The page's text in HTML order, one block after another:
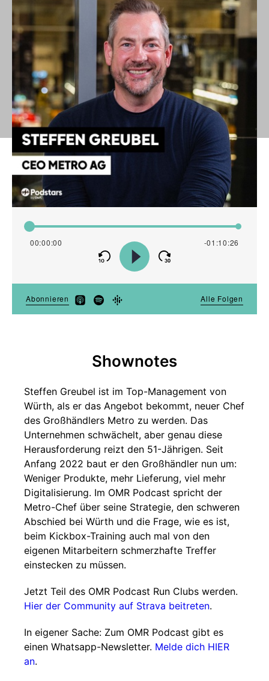
Shownotes
Steffen Greubel ist im Top-Management von
Würth, als er das Angebot bekommt, neuer Chef
des Großhändlers Metro zu werden. Das
Unternehmen schwächelt, aber genau diese
Herausforderung reizt den 51-Jährigen. Seit
Anfang 2022 baut er den Großhändler nun um:
Weniger Produkte, mehr Lieferung, viel mehr
Digitalisierung. Im OMR Podcast spricht der
Metro-Chef über seine Strategie, den schweren
Abschied bei Würth und die Frage, wie es ist,
beim Kickbox-Training auch mal von den
eigenen Mitarbeitern schmerzhafte Treffer
einstecken zu müssen.
Jetzt Teil des OMR Podcast Run Clubs werden.
Hier der Community auf Strava beitreten.
In eigener Sache: Zum OMR Podcast gibt es
einen Whatsapp-Newsletter. Melde dich HIER
an.